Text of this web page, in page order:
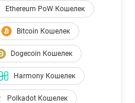
Ethereum PoW Кошелек
Bitcoin Кошелек
Dogecoin Кошелек
Harmony Кошелек
Polkadot Кошелек